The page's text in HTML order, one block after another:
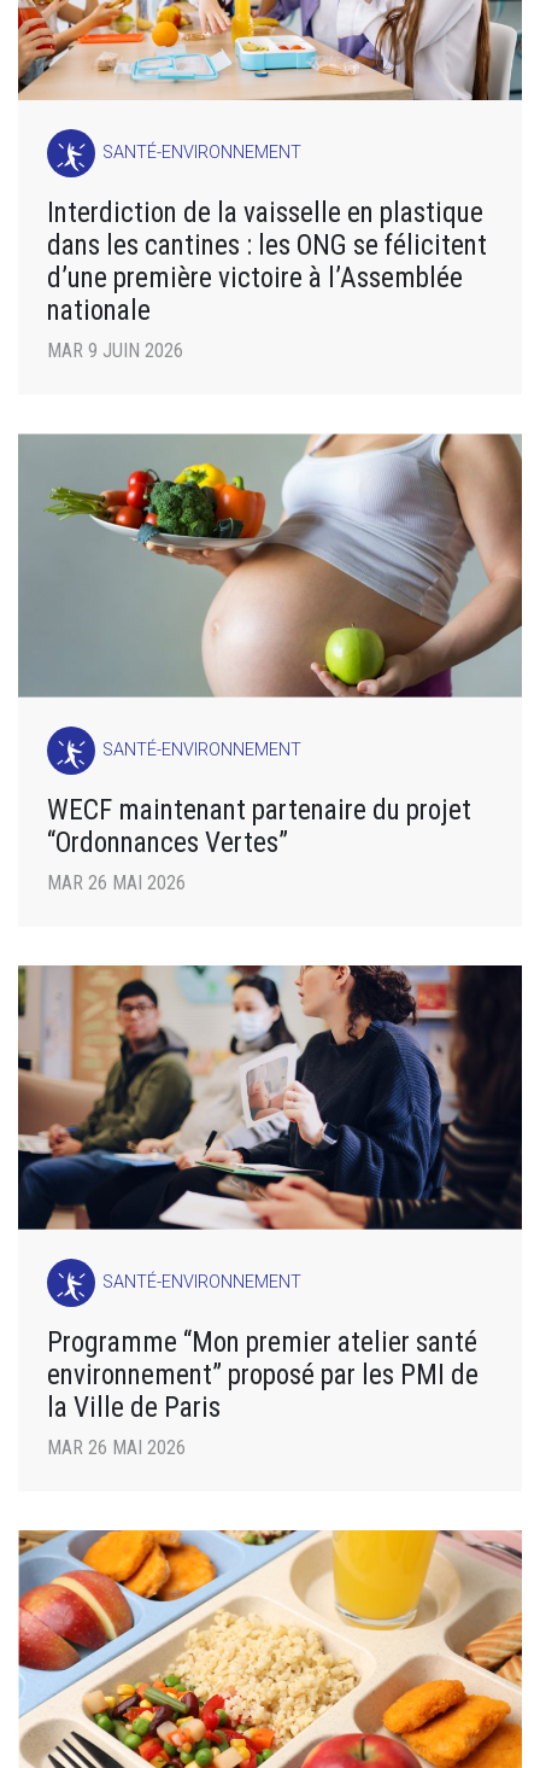
SANTÉ-ENVIRONNEMENT
Interdiction de la vaisselle en plastique
dans les cantines : les ONG se félicitent
d’une première victoire à l’Assemblée
nationale
MAR 9 JUIN 2026
SANTÉ-ENVIRONNEMENT
WECF maintenant partenaire du projet
“Ordonnances Vertes”
MAR 26 MAI 2026
SANTÉ-ENVIRONNEMENT
Programme “Mon premier atelier santé
environnement” proposé par les PMI de
la Ville de Paris
MAR 26 MAI 2026